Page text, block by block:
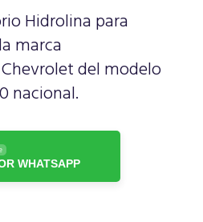
Hidrolina para
marca
del modelo
nacional.
WHATSAPP